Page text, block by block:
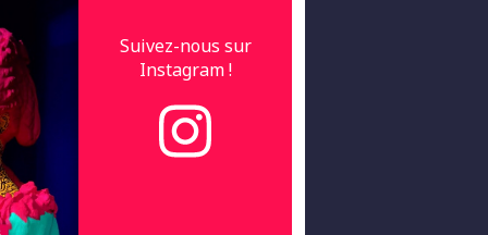
Suivez-nous sur
Instagram !